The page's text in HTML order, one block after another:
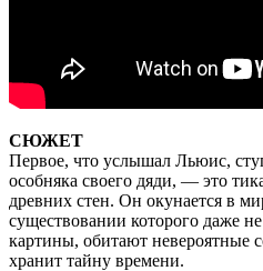
СЮЖЕТ
Первое, что услышал Льюис,
особняка своего дяди, — это
древних стен. Он окунается в
существовании которого даже
картины, обитают невероятные
хранит тайну времени.